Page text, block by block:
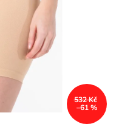
532 Kč
–61 %